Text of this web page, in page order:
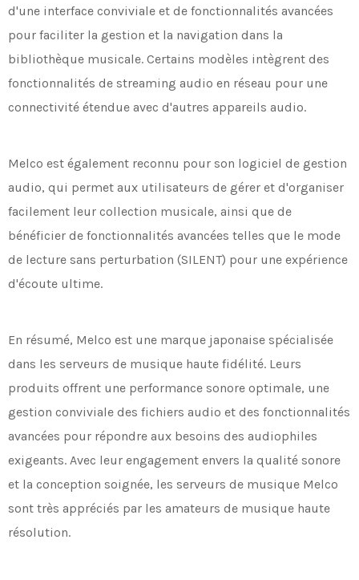
d'une interface conviviale et de fonctionnalités avancées
pour faciliter la gestion et la navigation dans la
bibliothèque musicale. Certains modèles intègrent des
fonctionnalités de streaming audio en réseau pour une
connectivité étendue avec d'autres appareils audio.
Melco est également reconnu pour son logiciel de gestion
audio, qui permet aux utilisateurs de gérer et d'organiser
facilement leur collection musicale, ainsi que de
bénéficier de fonctionnalités avancées telles que le mode
de lecture sans perturbation (SILENT) pour une expérience
d'écoute ultime.
En résumé, Melco est une marque japonaise spécialisée
dans les serveurs de musique haute fidélité. Leurs
produits offrent une performance sonore optimale, une
gestion conviviale des fichiers audio et des fonctionnalités
avancées pour répondre aux besoins des audiophiles
exigeants. Avec leur engagement envers la qualité sonore
et la conception soignée, les serveurs de musique Melco
sont très appréciés par les amateurs de musique haute
résolution.